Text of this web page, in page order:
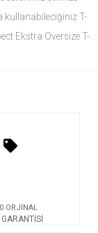
kullanabileciğiniz T-
Ekstra Oversize T-
Beden ( Medium )
ORJİNAL